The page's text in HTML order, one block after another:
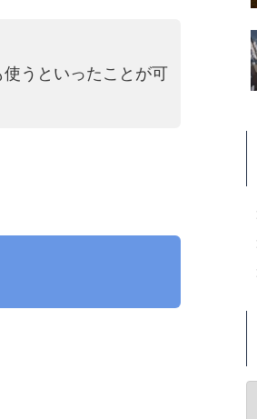
うといったことが可